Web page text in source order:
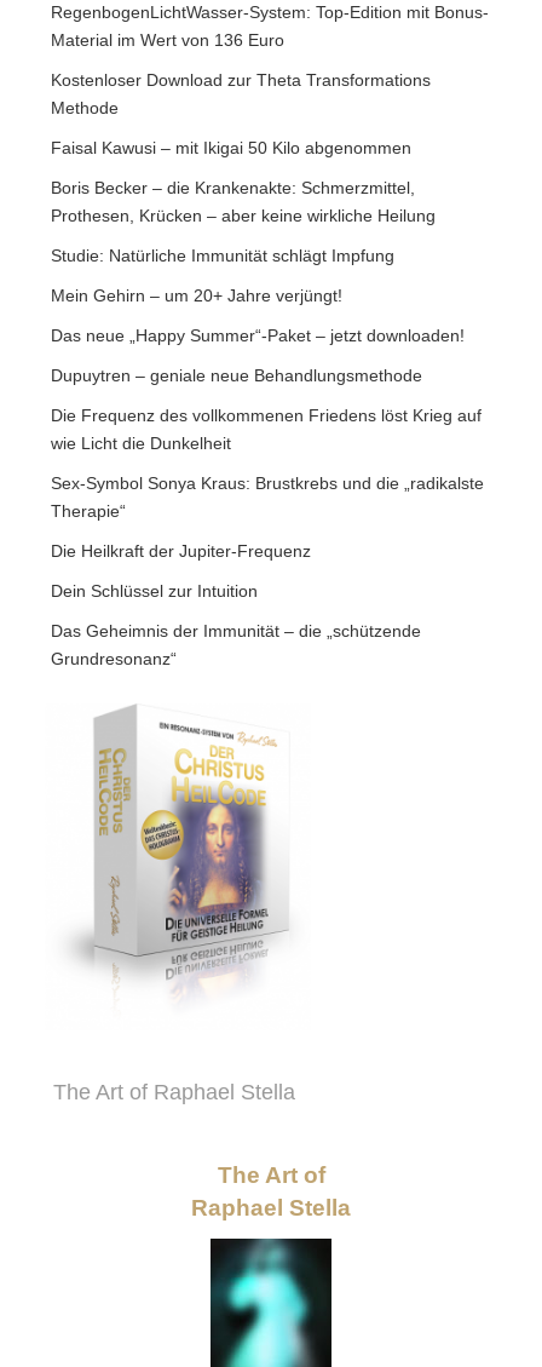
RegenbogenLichtWasser-System: Top-Edition mit Bonus-
Material im Wert von 136 Euro
Kostenloser Download zur Theta Transformations
Methode
Faisal Kawusi – mit Ikigai 50 Kilo abgenommen
Boris Becker – die Krankenakte: Schmerzmittel,
Prothesen, Krücken – aber keine wirkliche Heilung
Studie: Natürliche Immunität schlägt Impfung
Mein Gehirn – um 20+ Jahre verjüngt!
Das neue „Happy Summer“-Paket – jetzt downloaden!
Dupuytren – geniale neue Behandlungsmethode
Die Frequenz des vollkommenen Friedens löst Krieg auf
wie Licht die Dunkelheit
Sex-Symbol Sonya Kraus: Brustkrebs und die „radikalste
Therapie“
Die Heilkraft der Jupiter-Frequenz
Dein Schlüssel zur Intuition
Das Geheimnis der Immunität – die „schützende
Grundresonanz“
The Art of Raphael Stella
The Art of
Raphael Stella